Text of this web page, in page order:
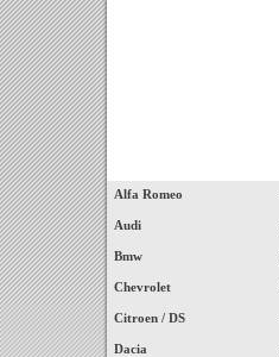
Alfa Romeo
Audi
Bmw
Chevrolet
Citroen / DS
Dacia